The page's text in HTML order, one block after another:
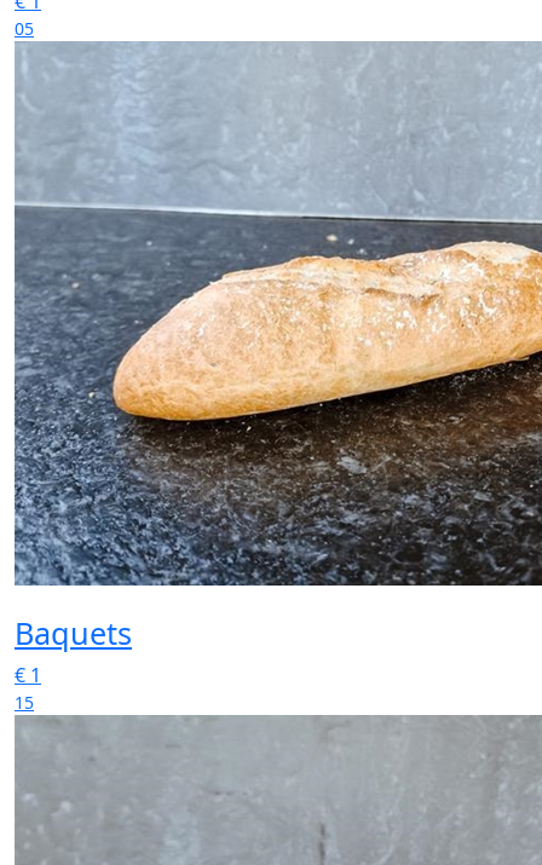
05
Baquets
€ 1
15